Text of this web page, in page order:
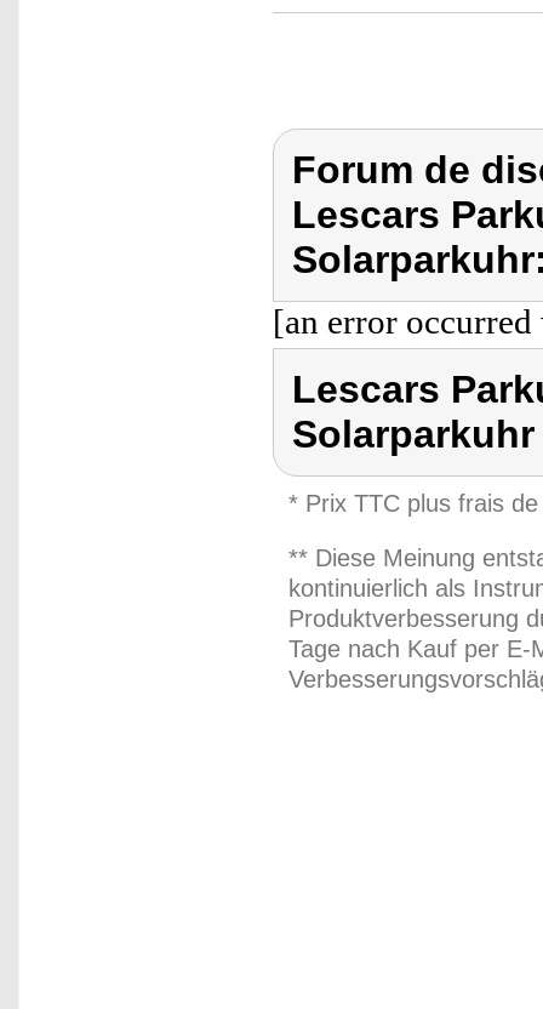
Forum de
Lescars
[an error
Lescars
Solarparkuhr
* Prix TTC plus frais
** Diese Meinung
kontinuierlich als
Produktverbesserung
Tage nach Kauf per E-